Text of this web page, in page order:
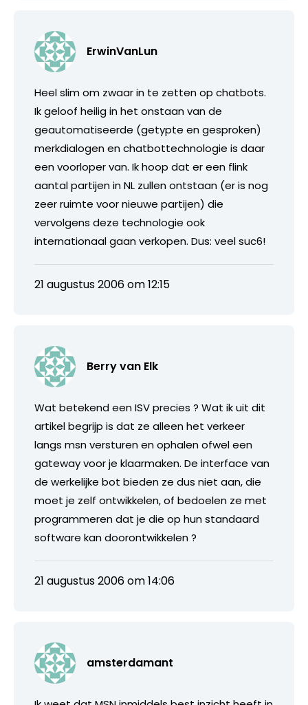
ErwinVanLun
Heel slim om zwaar in te zetten op chatbots.
Ik geloof heilig in het onstaan van de
geautomatiseerde (getypte en gesproken)
merkdialogen en chatbottechnologie is daar
een voorloper van. Ik hoop dat er een flink
aantal partijen in NL zullen ontstaan (er is nog
zeer ruimte voor nieuwe partijen) die
vervolgens deze technologie ook
internationaal gaan verkopen. Dus: veel suc6!
21 augustus 2006 om 12:15
Berry van Elk
Wat betekend een ISV precies ? Wat ik uit dit
artikel begrijp is dat ze alleen het verkeer
langs msn versturen en ophalen ofwel een
gateway voor je klaarmaken. De interface van
de werkelijke bot bieden ze dus niet aan, die
moet je zelf ontwikkelen, of bedoelen ze met
programmeren dat je die op hun standaard
software kan doorontwikkelen ?
21 augustus 2006 om 14:06
amsterdamant